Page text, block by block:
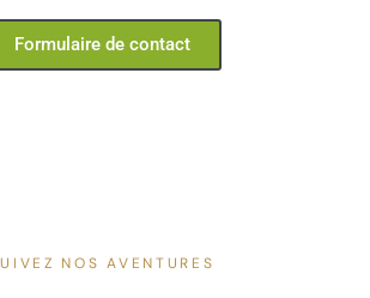
Formulaire de contact
NOS AVENTURES